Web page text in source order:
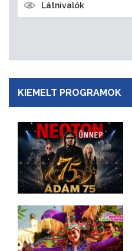
Látnivalók
KIEMELT PROGRAMOK